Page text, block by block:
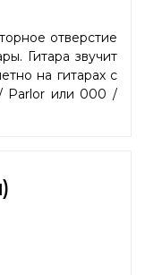
отверстие
Гитара звучит
на гитарах с
Parlor или 000 /